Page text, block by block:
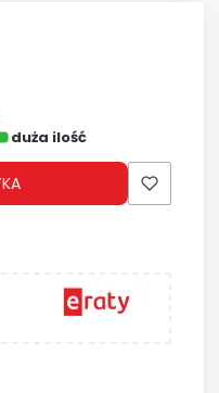
duża ilość